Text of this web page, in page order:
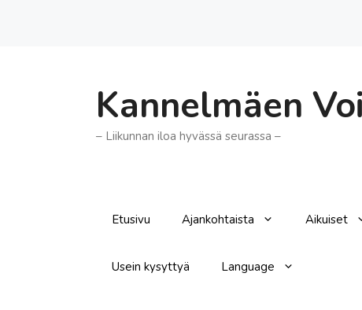
Kannelmäen
– Liikunnan iloa hyvässä seurassa –
Etusivu Ajankohtaista Aikuiset
Usein kysyttyä Language